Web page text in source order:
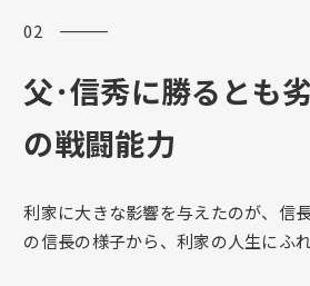
02 ―――
父･信秀に勝るとも
の戦闘能力
利家に大きな影響を与えたのが、信
の信長の様子から、利家の人生にふ